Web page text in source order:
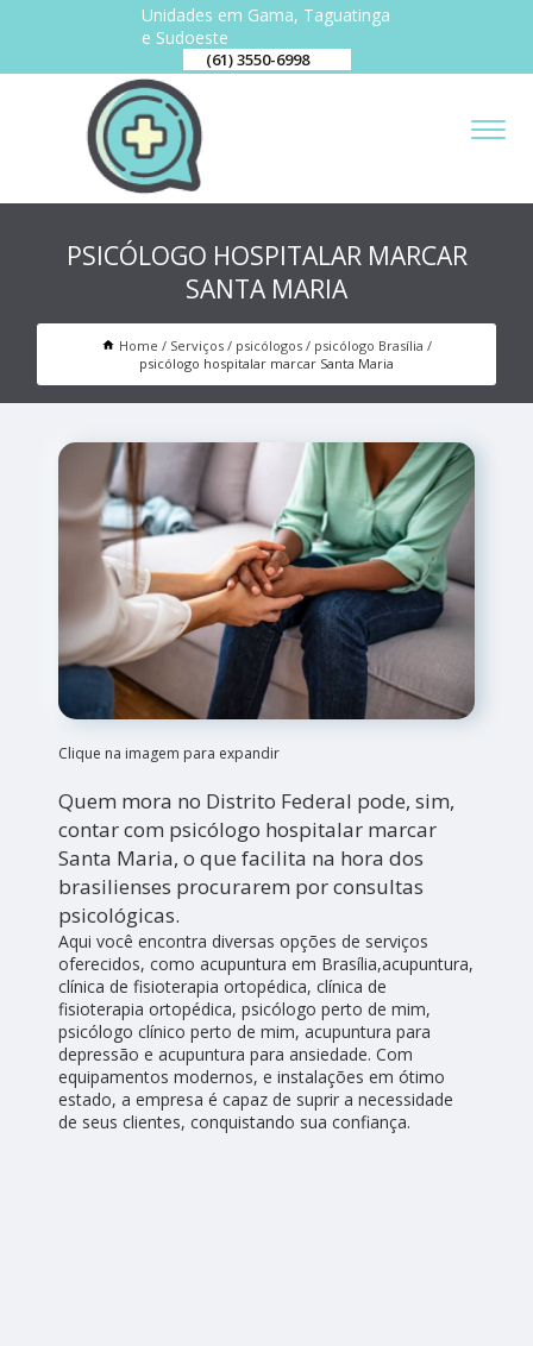
Unidades em Gama, Taguatinga
e Sudoeste
(61) 3550-6998
PSICÓLOGO HOSPITALAR MARCAR
SANTA MARIA
Home Serviços psicólogos
psicólogo Brasília
psicólogo hospitalar marcar Santa Maria
Clique na imagem para expandir
Quem mora no Distrito Federal pode, sim,
contar com psicólogo hospitalar marcar
Santa Maria, o que facilita na hora dos
brasilienses procurarem por consultas
psicológicas.
Aqui você encontra diversas opções de serviços
oferecidos, como acupuntura em Brasília,acupuntura,
clínica de fisioterapia ortopédica, clínica de
fisioterapia ortopédica, psicólogo perto de mim,
psicólogo clínico perto de mim, acupuntura para
depressão e acupuntura para ansiedade. Com
equipamentos modernos, e instalações em ótimo
estado, a empresa é capaz de suprir a necessidade
de seus clientes, conquistando sua confiança.